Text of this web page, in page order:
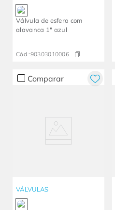
Válvula de esfera com
alavanca 1" azul
Cód.:90303010006
Comparar
VÁLVULAS